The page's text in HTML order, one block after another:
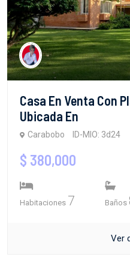
Casa En Venta Con
Ubicada En
Carabobo ID-MIO: 3d24
$ 380,000
Habitaciones 7 Baños
Ver